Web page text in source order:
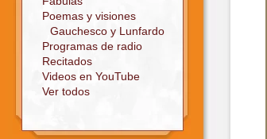
Poemas y visiones
Gauchesco y Lunfardo
Programas de radio
Recitados
Videos en YouTube
Ver todos